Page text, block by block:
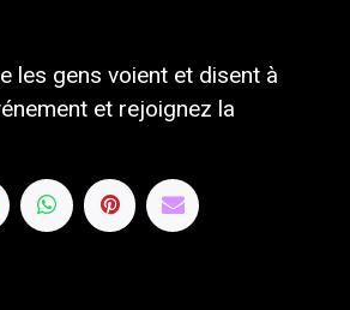
les gens voient et disent à
et rejoignez la